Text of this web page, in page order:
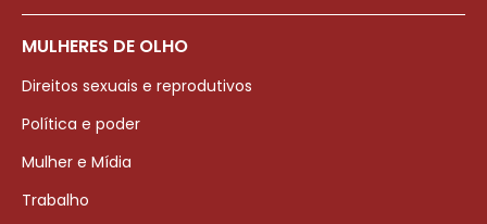
MULHERES DE OLHO
Direitos sexuais e reprodutivos
Política e poder
Mulher e Mídia
Trabalho